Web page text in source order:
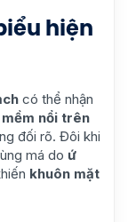
hiện
có thể nhận
nổi trên
đối rõ. Đôi khi
má do ứ
khuôn mặt